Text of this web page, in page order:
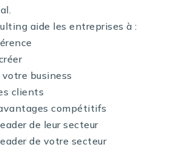
aide les entreprises à :
business
clients
compétitifs
de leur secteur
de votre secteur